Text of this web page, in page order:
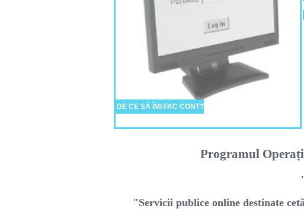
DE CE SĂ ÎMI FAC CONT?
Programul
"Servicii publice online destinate